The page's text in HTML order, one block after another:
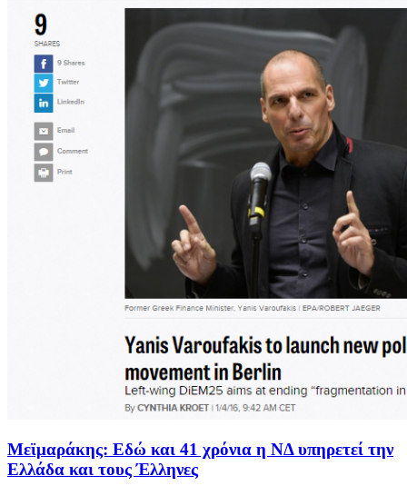
Μεϊμαράκης: Εδώ και 41 χρόνια η ΝΔ υπηρετεί την
Ελλάδα και τους Έλληνες